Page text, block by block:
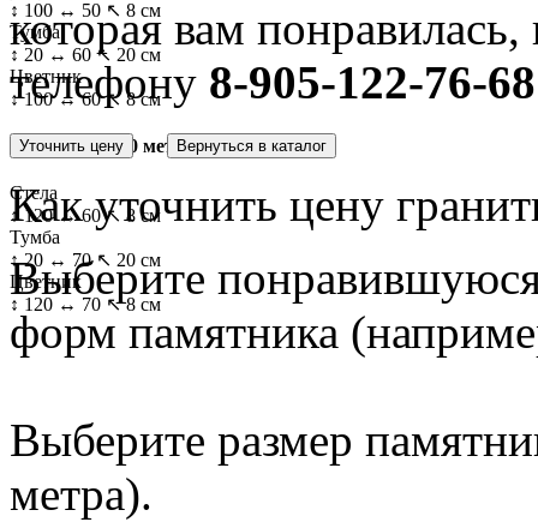
↕ 100 ↔ 50 ↖ 8 см
Тумба
↕ 20 ↔ 60 ↖ 20 см
Цветник
↕ 100 ↔ 60 ↖ 8 см
Памятник 1.20 метра
Стела
↕ 120 ↔ 60 ↖ 8 см
Тумба
↕ 20 ↔ 70 ↖ 20 см
Цветник
↕ 120 ↔ 70 ↖ 8 см
которая вам
телефону 8-905-122-76-68
Как уточнить цену
Выберите
форм памятника
Выберите размер
метра).